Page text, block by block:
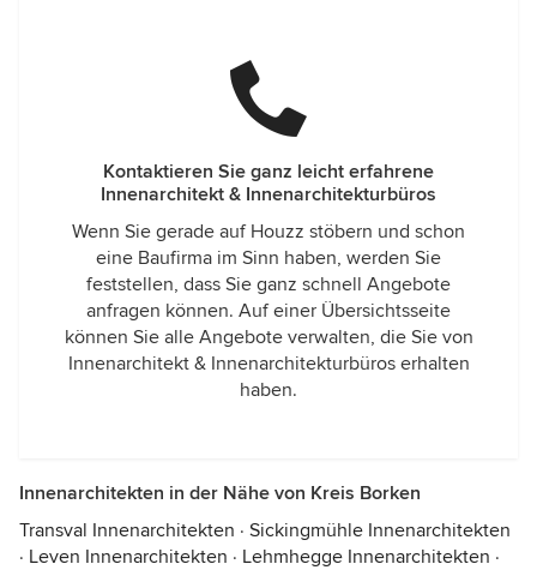
Kontaktieren Sie ganz leicht erfahrene
Innenarchitekt & Innenarchitekturbüros
Wenn Sie gerade auf Houzz stöbern und schon
eine Baufirma im Sinn haben, werden Sie
feststellen, dass Sie ganz schnell Angebote
anfragen können. Auf einer Übersichtsseite
können Sie alle Angebote verwalten, die Sie von
Innenarchitekt & Innenarchitekturbüros erhalten
haben.
Innenarchitekten in der Nähe von Kreis Borken
Transval Innenarchitekten · Sickingmühle Innenarchitekten
· Leven Innenarchitekten · Lehmhegge Innenarchitekten ·